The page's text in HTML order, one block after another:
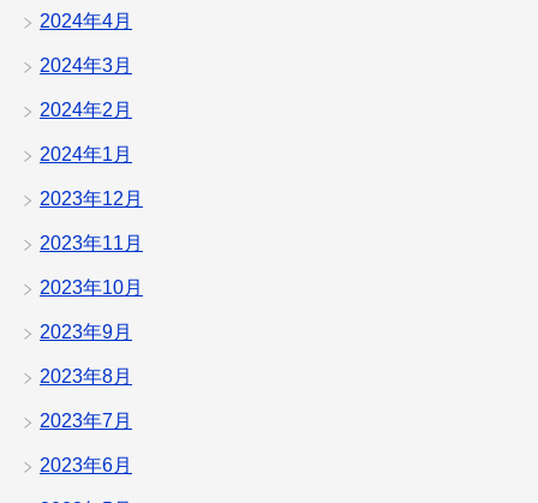
2024年4月
2024年3月
2024年2月
2024年1月
2023年12月
2023年11月
2023年10月
2023年9月
2023年8月
2023年7月
2023年6月